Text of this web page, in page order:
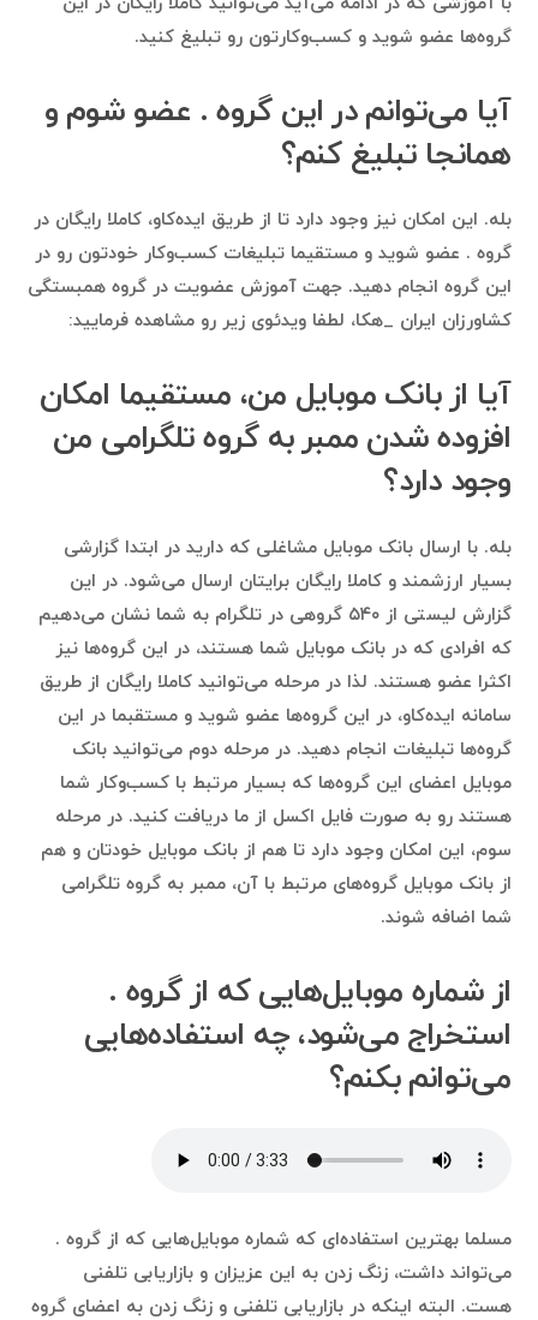
گروه‌ها عضو شوید و کسب‌وکارتون رو تبلیغ کنید.
آیا می‌توانم در این گروه . عضو شوم و
همانجا تبلیغ کنم؟
بله. این امکان نیز وجود دارد تا از طریق ایده‌کاو، کاملا رایگان در
گروه . عضو شوید و مستقیما تبلیغات کسب‌وکار خودتون رو در
این گروه انجام دهید. جهت آموزش عضویت در گروه همبستگی
کشاورزان ایران _هکا، لطفا ویدئوی زیر رو مشاهده فرمایید:
آیا از بانک موبایل من، مستقیما امکان
افزوده شدن ممبر به گروه تلگرامی من
وجود دارد؟
بله. با ارسال بانک موبایل مشاغلی که دارید در ابتدا گزارشی
بسیار ارزشمند و کاملا رایگان برایتان ارسال می‌شود. در این
گزارش لیستی از ۵۴۰ گروهی در تلگرام به شما نشان می‌دهیم
که افرادی که در بانک موبایل شما هستند، در این گروه‌ها نیز
اکثرا عضو هستند. لذا در مرحله می‌توانید کاملا رایگان از طریق
سامانه ایده‌کاو، در این گروه‌ها عضو شوید و مستقبما در این
گروه‌ها تبلیغات انجام دهید. در مرحله دوم می‌توانید بانک
موبایل اعضای این گروه‌ها که بسیار مرتبط با کسب‌وکار شما
هستند رو به صورت فایل اکسل از ما دریافت کنید. در مرحله
سوم، این امکان وجود دارد تا هم از بانک موبایل خودتان و هم
از بانک موبایل گروه‌های مرتبط با آن، ممبر به گروه تلگرامی
شما اضافه شوند.
از شماره موبایل‌هایی که از گروه .
استخراج می‌شود، چه استفاده‌هایی
می‌توانم بکنم؟
مسلما بهترین استفاده‌ای که شماره موبایل‌هایی که از گروه .
می‌تواند داشت، زنگ زدن به این عزیزان و بازاریابی تلفنی
هست. البته اینکه در بازاریابی تلفنی و زنگ زدن به اعضای گروه